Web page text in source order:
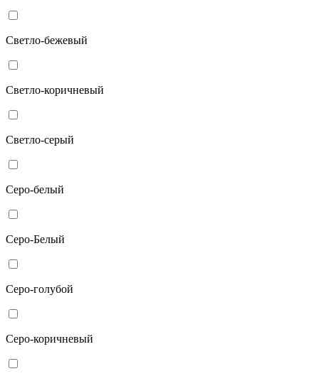
Светло-бежевый
Светло-коричневый
Светло-серый
Серо-белый
Серо-Белый
Серо-голубой
Серо-коричневый